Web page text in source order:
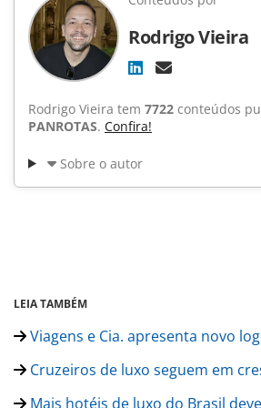
Rodrigo Vieira
Rodrigo Vieira tem 7722 conteúdos
PANROTAS. Confira!
Sobre o autor
LEIA TAMBÉM
Viagens e Cia. apresenta novo
Cruzeiros de luxo seguem em
Mais hotéis de luxo do Brasil